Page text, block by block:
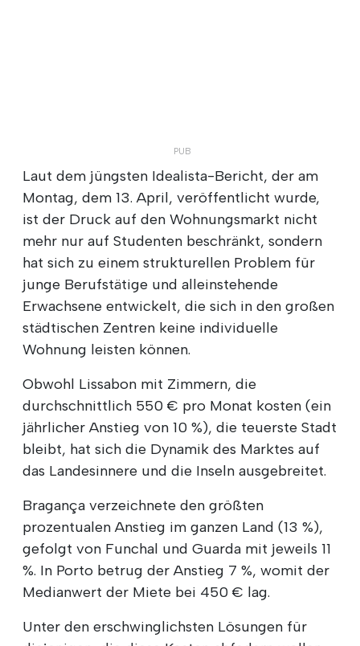
Laut dem jüngsten Idealista-Bericht, der am
Montag, dem 13. April, veröffentlicht wurde,
ist der Druck auf den Wohnungsmarkt nicht
mehr nur auf Studenten beschränkt, sondern
hat sich zu einem strukturellen Problem für
junge Berufstätige und alleinstehende
Erwachsene entwickelt, die sich in den großen
städtischen Zentren keine individuelle
Wohnung leisten können.
Obwohl Lissabon mit Zimmern, die
durchschnittlich 550 € pro Monat kosten (ein
jährlicher Anstieg von 10 %), die teuerste Stadt
bleibt, hat sich die Dynamik des Marktes auf
das Landesinnere und die Inseln ausgebreitet.
Bragança verzeichnete den größten
prozentualen Anstieg im ganzen Land (13 %),
gefolgt von Funchal und Guarda mit jeweils 11
%. In Porto betrug der Anstieg 7 %, womit der
Medianwert der Miete bei 450 € lag.
Unter den erschwinglichsten Lösungen für